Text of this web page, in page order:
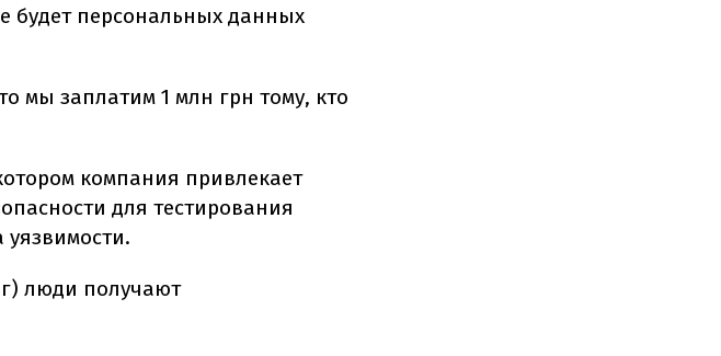
будет персональных данных
мы заплатим 1 млн грн тому, кто
компания привлекает
для тестирования
люди получают